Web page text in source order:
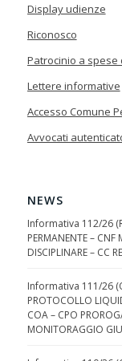
Display udienze
Riconosco
Patrocinio a spese
Lettere informative
Accesso Comune
Avvocati
NEWS
Informativa 112/26
PERMANENTE –
DISCIPLINARE – CC
Informativa 111/26
PROTOCOLLO
COA – CPO
MONITORAGGIO